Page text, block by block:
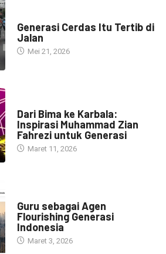
Generasi Cerdas Itu Tertib di
Jalan
Mei 21, 2026
Dari Bima ke Karbala:
Inspirasi Muhammad Zian
Fahrezi untuk Generasi
Maret 11, 2026
Guru sebagai Agen
Flourishing Generasi
Indonesia
Maret 3, 2026